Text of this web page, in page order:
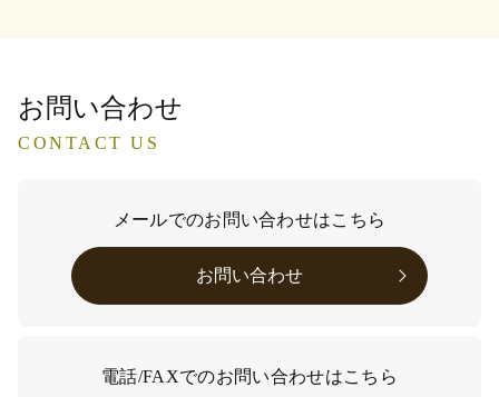
お問い合わせ
CONTACT US
メールでのお問い合わせはこちら
お問い合わせ
電話/FAXでのお問い合わせはこちら